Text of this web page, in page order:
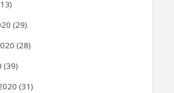
(29)
(28)
(39)
(31)